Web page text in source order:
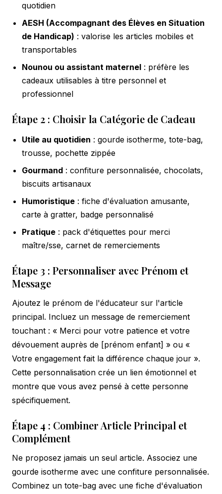
quotidien
AESH (Accompagnant des Élèves en Situation
de Handicap) : valorise les articles mobiles et
transportables
Nounou ou assistant maternel : préfère les
cadeaux utilisables à titre personnel et
professionnel
Étape 2 : Choisir la Catégorie de Cadeau
Utile au quotidien : gourde isotherme, tote-bag,
trousse, pochette zippée
Gourmand : confiture personnalisée, chocolats,
biscuits artisanaux
Humoristique : fiche d'évaluation amusante,
carte à gratter, badge personnalisé
Pratique : pack d'étiquettes pour merci
maître/sse, carnet de remerciements
Étape 3 : Personnaliser avec Prénom et
Message
Ajoutez le prénom de l'éducateur sur l'article
principal. Incluez un message de remerciement
touchant : « Merci pour votre patience et votre
dévouement auprès de [prénom enfant] » ou «
Votre engagement fait la différence chaque jour ».
Cette personnalisation crée un lien émotionnel et
montre que vous avez pensé à cette personne
spécifiquement.
Étape 4 : Combiner Article Principal et
Complément
Ne proposez jamais un seul article. Associez une
gourde isotherme avec une confiture personnalisée.
Combinez un tote-bag avec une fiche d'évaluation